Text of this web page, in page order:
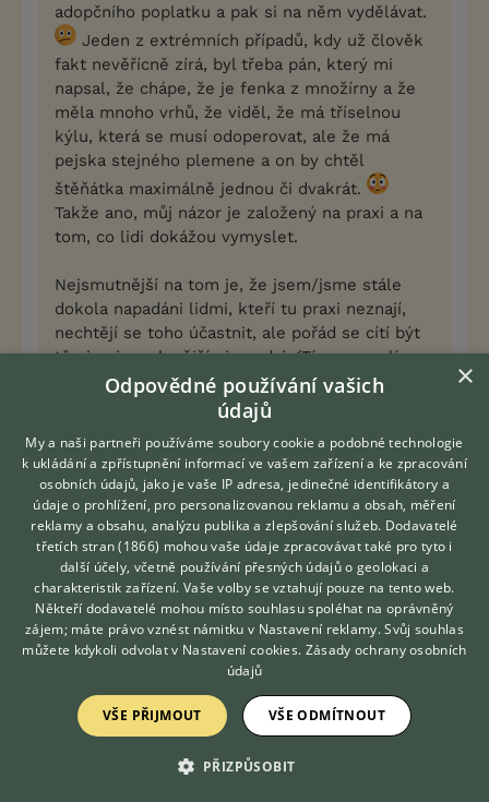
adopčního poplatku a pak si na něm vydělávat.
Jeden z extrémních případů, kdy už člověk
fakt nevěřícně zírá, byl třeba pán, který mi
napsal, že chápe, že je fenka z množírny a že
měla mnoho vrhů, že viděl, že má tříselnou
kýlu, která se musí odoperovat, ale že má
pejska stejného plemene a on by chtěl
štěňátka maximálně jednou či dvakrát.
Takže ano, můj názor je založený na praxi a na
tom, co lidi dokážou vymyslet.
Nejsmutnější na tom je, že jsem/jsme stále
dokola napadáni lidmi, kteří tu praxi neznají,
nechtějí se toho účastnit, ale pořád se cítí být
těmi nejpovolanějšími soudci. (Tím nemyslím
konkrétně jen Vás, ale spoustu lidí tady.. )
Na druhou stranu lidí, kteří po mě chtějí/chtěli
nekastrovaného jedince s tím, že si ho opravdu
uhlídají, bych za ty leta spočítala na prstech
jedné ruky a jsem opravdu přesvědčená o tom,
že ti bojovníci proti kastracím v útulcích by si
nekastrovaného týraného psa stejně nevzali.
Protože se s nimi prostě v praxi nepotkávám.
Potkávám je jen zde, na ifauně.
No a podstatná je samozřejmě i zdravotní
stránka věci - odhadem 90% fen, které
kastrujeme, prostě má zdravotní problém -
cysty, srůsty na děloze, dělohu přirostlou k
doma na stole, a tak dále.. Což je samozřejmě
Hledáte zvířecího kamaráda?
Zdarma vám poradí
VETERINÁŘ ONLINE
KONZULTOVAT S
VETERINÁŘEM
×
Odpovědné používání vašich
údajů
My a naši partneři používáme soubory cookie a podobné technologie
k ukládání a zpřístupnění informací ve vašem zařízení a ke zpracování
osobních údajů, jako je vaše IP adresa, jedinečné identifikátory a
údaje o prohlížení, pro personalizovanou reklamu a obsah, měření
reklamy a obsahu, analýzu publika a zlepšování služeb. Dodavatelé
třetích stran (1866) mohou vaše údaje zpracovávat také pro tyto i
další účely, včetně používání přesných údajů o geolokaci a
charakteristik zařízení. Vaše volby se vztahují pouze na tento web.
Někteří dodavatelé mohou místo souhlasu spoléhat na oprávněný
zájem; máte právo vznést námitku v Nastavení reklamy. Svůj souhlas
můžete kdykoli odvolat v Nastavení cookies. Zásady ochrany osobních
údajů
VŠE PŘIJMOUT VŠE ODMÍTNOUT
PŘIZPŮSOBIT